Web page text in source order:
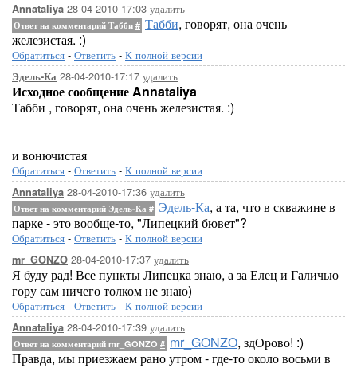
Annataliya 28-04-2010-17:03 удалить
Ответ на комментарий Табби # Табби, говорят, она очень
железистая. :)
Обратиться - Ответить - К полной версии
Эдель-Ка 28-04-2010-17:17 удалить
Исходное сообщение Annataliya
Табби , говорят, она очень железистая. :)
и вонючистая
Обратиться - Ответить - К полной версии
Annataliya 28-04-2010-17:36 удалить
Ответ на комментарий Эдель-Ка # Эдель-Ка, а та, что в скважине в
парке - это вообще-то, "Липецкий бювет"?
Обратиться - Ответить - К полной версии
mr_GONZO 28-04-2010-17:37 удалить
Я буду рад! Все пункты Липецка знаю, а за Елец и Галичью
гору сам ничего толком не знаю)
Обратиться - Ответить - К полной версии
Annataliya 28-04-2010-17:39 удалить
Ответ на комментарий mr_GONZO # mr_GONZO, здОрово! :)
Правда, мы приезжаем рано утром - где-то около восьми в